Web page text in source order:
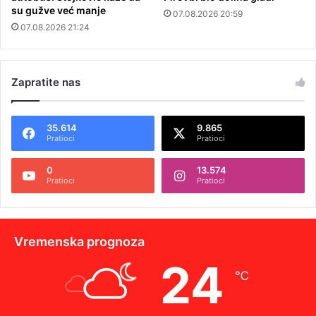
su gužve već manje
07.08.2026 21:24
07.08.2026 20:59
Zapratite nas
35.614
Pratioci
9.865
Pratioci
0
Pratioci
13.574
Pratioci
Vremenska prognoza
24 ℃